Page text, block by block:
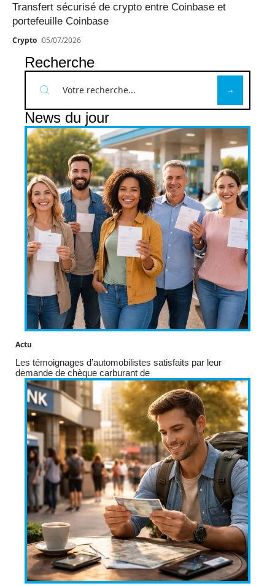
Transfert sécurisé de crypto entre Coinbase et
portefeuille Coinbase
Crypto 05/07/2026
Recherche
News du jour
Actu
Les témoignages d’automobilistes satisfaits par leur
demande de chèque carburant de